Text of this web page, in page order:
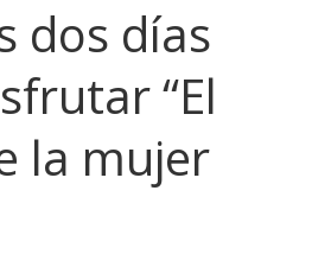
dos días
“El
la mujer